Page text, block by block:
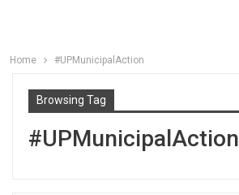
Home #UPMunicipalAction
Browsing Tag
#UPMunicipalAction